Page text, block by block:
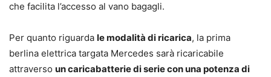
che facilita l’accesso al vano bagagli.
Per quanto riguarda le modalità di ricarica, la prima
berlina elettrica targata Mercedes sarà ricaricabile
attraverso un caricabatterie di serie con una potenza di